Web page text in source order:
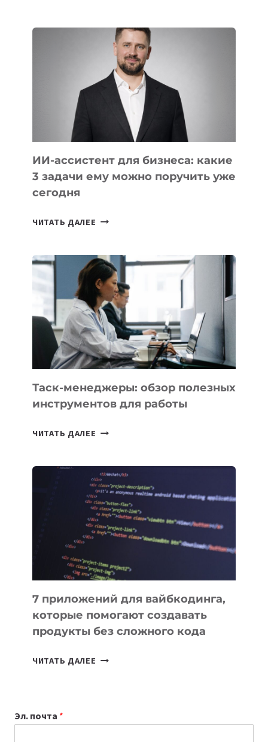
КОТОРЫЕ
РАЗВИВАЮТ
ТЕХНОЛОГИЧЕСКОЕ
ОБРАЗОВАНИЕ
ТАДЖИКИСТАНА
ИИ-ассистент для бизнеса: какие
3 задачи ему можно поручить уже
сегодня
ЧИТАТЬ ДАЛЕЕ ИИ-
БИЗНЕСА:
КАКИЕ
3
ЗАДАЧИ
ЕМУ
МОЖНО
ПОРУЧИТЬ
УЖЕ
СЕГОДНЯ
Таск-менеджеры: обзор полезных
инструментов для работы
ЧИТАТЬ ДАЛЕЕ ТАСК-
ПОЛЕЗНЫХ
ИНСТРУМЕНТОВ
ДЛЯ
РАБОТЫ
7 приложений для вайбкодинга,
которые помогают создавать
продукты без сложного кода
ЧИТАТЬ ДАЛЕЕ
Эл. почта *